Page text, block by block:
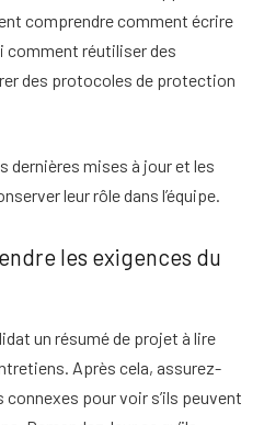
comprendre comment écrire
comment réutiliser des
des protocoles de protection
dernières mises à jour et les
leur rôle dans l’équipe.
les exigences du
un résumé de projet à lire
Après cela, assurez-
pour voir s’ils peuvent